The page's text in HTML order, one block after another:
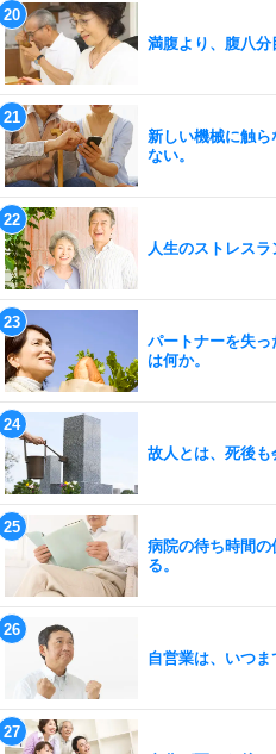
満腹より、腹八分
新しい機械に触
ない。
人生のストレスラ
パートナーを失っ
は何か。
故人とは、死後も
病院の待ち時間
る。
自営業は、いつま